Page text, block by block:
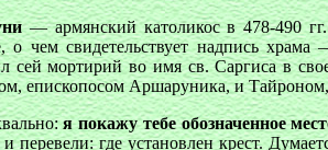
— армянский католикос в 478-490
о чем свидетельствует надпись
сей мортирий во имя св. Саргиса в
епископосом Аршаруника, и
я покажу тебе обозначенное
перевели: где установлен крест.